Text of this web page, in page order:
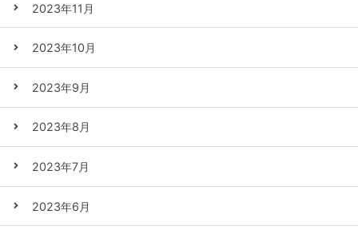
2023年11月
2023年10月
2023年9月
2023年8月
2023年7月
2023年6月